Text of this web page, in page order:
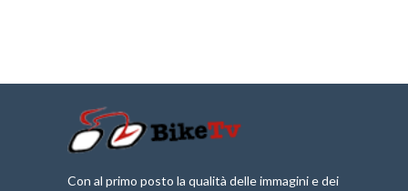
Con al primo posto la qualità delle immagini e dei